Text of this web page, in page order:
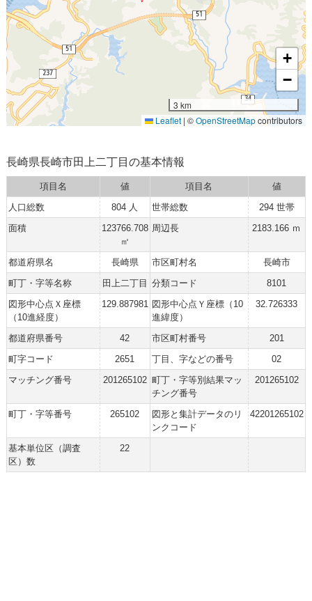
+
−
3 km
Leaflet | ©OpenStreetMapcontributors
長崎県長崎市田上二丁目の基本情報
項目名 値 項目名
値
人口総数
804 人 世帯総数
294 世帯
面積
123766.708
㎡
周辺長 2183.166 ｍ
都道府県名 長崎県 市区町村名
長崎市
町丁・字等名称
田上二丁目 分類コード
8101
図形中心点Ｘ座標
（10進経度）
129.887981 図形中心点Ｙ座標（10
進緯度）
32.726333
都道府県番号 42 市区町村番号
201
町字コード
2651 丁目、字などの番号
02
マッチング番号
201265102 町丁・字等別結果マッ
チング番号
201265102
町丁・字等番号 265102
図形と集計データのリ
ンクコード
42201265102
基本単位区（調査
区）数
22